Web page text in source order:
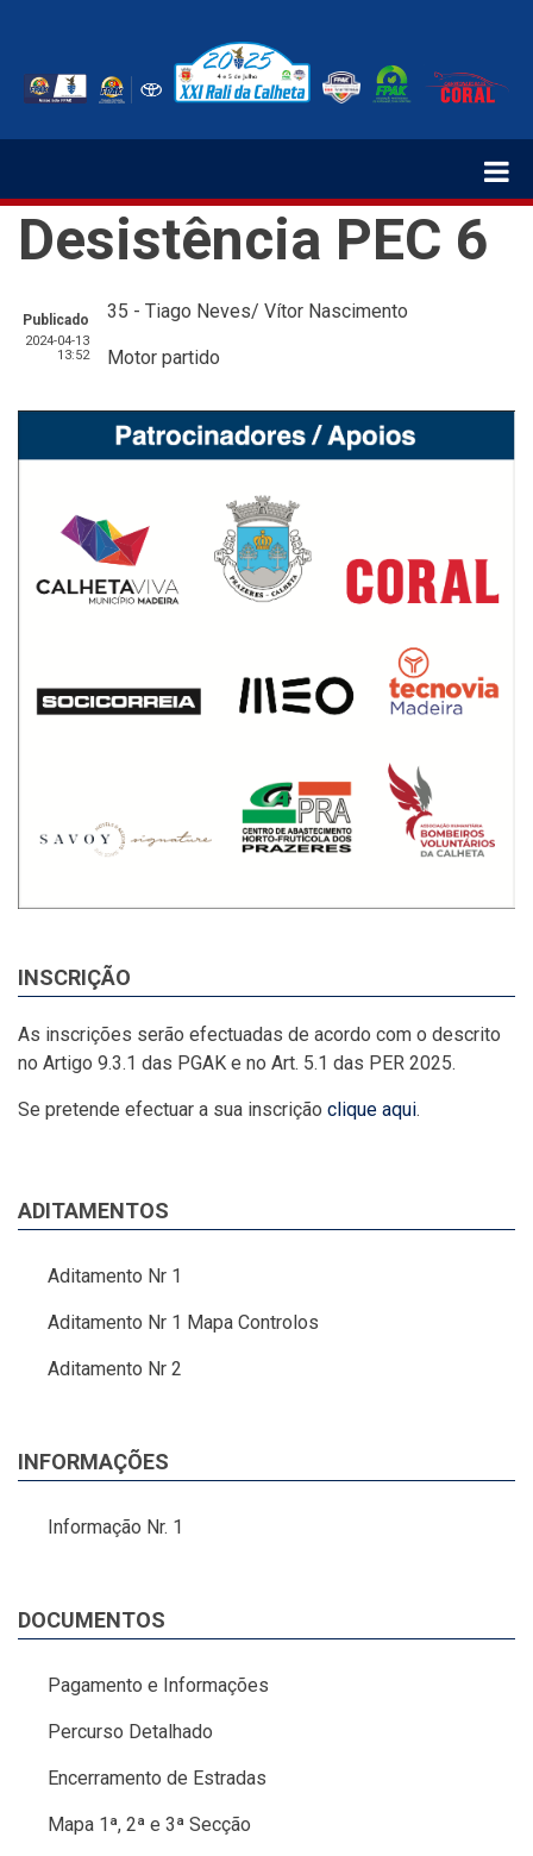
conteúdo
Desistência PEC 6
Publicado
2024-04-13
13:52
35 - Tiago Neves/ Vítor Nascimento
Motor partido
INSCRIÇÃO
As inscrições serão efectuadas de acordo com o descrito
no Artigo 9.3.1 das PGAK e no Art. 5.1 das PER 2025.
Se pretende efectuar a sua inscrição clique aqui.
ADITAMENTOS
Aditamento Nr 1
Aditamento Nr 1 Mapa Controlos
Aditamento Nr 2
INFORMAÇÕES
Informação Nr. 1
DOCUMENTOS
Pagamento e Informações
Percurso Detalhado
Encerramento de Estradas
Mapa 1ª, 2ª e 3ª Secção